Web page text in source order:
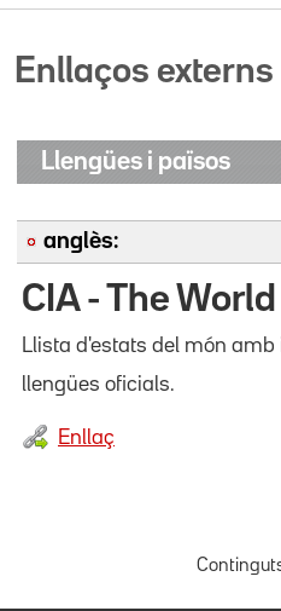
Enllaços externs
Llengües i països
anglès:
CIA - The
Llista d'estats del món
llengües oficials.
Enllaç